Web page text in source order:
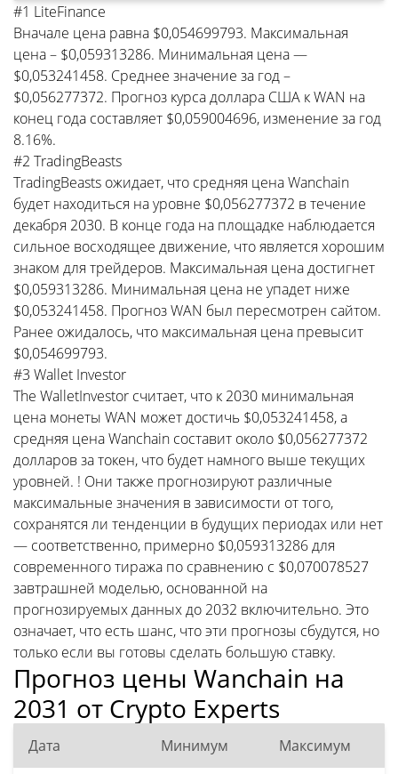
#1 LiteFinance
Вначале цена равна $0,054699793. Максимальная
цена – $0,059313286. Минимальная цена —
$0,053241458. Среднее значение за год –
$0,056277372. Прогноз курса доллара США к WAN на
конец года составляет $0,059004696, изменение за год
8.16%.
#2 TradingBeasts
TradingBeasts ожидает, что средняя цена Wanchain
будет находиться на уровне $0,056277372 в течение
декабря 2030. В конце года на площадке наблюдается
сильное восходящее движение, что является хорошим
знаком для трейдеров. Максимальная цена достигнет
$0,059313286. Минимальная цена не упадет ниже
$0,053241458. Прогноз WAN был пересмотрен сайтом.
Ранее ожидалось, что максимальная цена превысит
$0,054699793.
#3 Wallet Investor
The WalletInvestor считает, что к 2030 минимальная
цена монеты WAN может достичь $0,053241458, а
средняя цена Wanchain составит около $0,056277372
долларов за токен, что будет намного выше текущих
уровней. ! Они также прогнозируют различные
максимальные значения в зависимости от того,
сохранятся ли тенденции в будущих периодах или нет
— соответственно, примерно $0,059313286 для
современного тиража по сравнению с $0,070078527
завтрашней моделью, основанной на
прогнозируемых данных до 2032 включительно. Это
означает, что есть шанс, что эти прогнозы сбудутся, но
только если вы готовы сделать большую ставку.
Прогноз цены Wanchain на
2031 от Crypto Experts
Дата Минимум Максимум